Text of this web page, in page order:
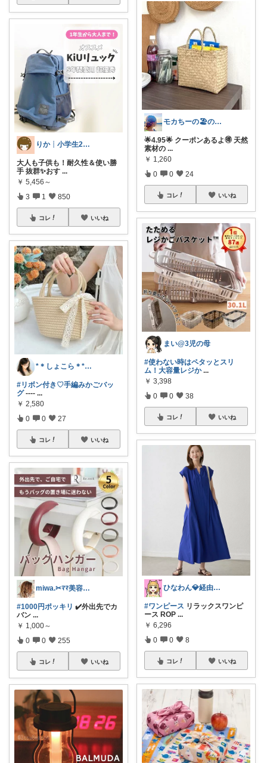
りか┊小学生2人4人家族2LDK暮らし
大人も子供も！耐久性＆使い勝
手 抜群✨おす ...
￥ 5,456～
3 1 850
コレ いいね
*＊しょこら＊*朝コレ
#リボン付き♡手編みかごバッ
グ---- ...
￥ 2,580
0 0 27
コレ いいね
miwa.✂︎ﾏﾏ美容師💎
#1000円ポッキリ ✔️外出先でカ
バン ...
￥ 1,000～
0 0 255
コレ いいね
モカちーの🏖️のんびりライフ🐈✨
🌟4.95🌟 クーポンあるよ🉐 天然
素材の ...
￥ 1,260
0 0 24
コレ いいね
まい@3児の母
#使わない時はペタッとスリ
ム！大容量レジか ...
￥ 3,398
0 0 38
コレ いいね
ひなわん💎経由&購入いつもありがとう❤
#ワンピース リラックスワンピ
ース ROP ...
￥ 6,296
0 0 8
コレ いいね